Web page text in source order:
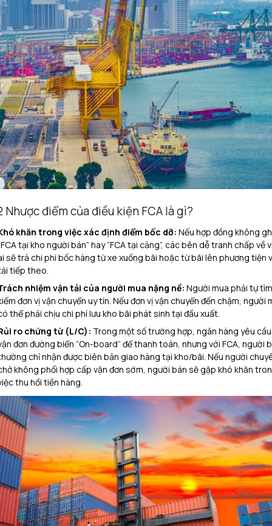
Nhược điểm của điều kiện FCA là gì?
khăn trong việc xác định điểm bốc dỡ: Nếu hợp đồng không
tại kho người bán” hay “FCA tại cảng”, các bên dễ tranh chấp về
sẽ trả chi phí bốc hàng từ xe xuống bãi hoặc từ bãi lên phương tiện
tiếp theo.
nhiệm vận tải của người mua nặng nề: Người mua phải tự tìm
đơn vị vận chuyển uy tín. Nếu đơn vị vận chuyển đến chậm, người
thể phải chịu chi phí lưu kho bãi phát sinh tại đầu xuất.
ro chứng từ (L/C): Trong một số trường hợp, ngân hàng yêu cầu
đơn đường biển “On-board” để thanh toán, nhưng với FCA, người
chỉ nhận được biên bản giao hàng tại kho/bãi. Nếu người
không phối hợp cấp vận đơn sớm, người bán sẽ gặp khó khăn
thu hồi tiền hàng.